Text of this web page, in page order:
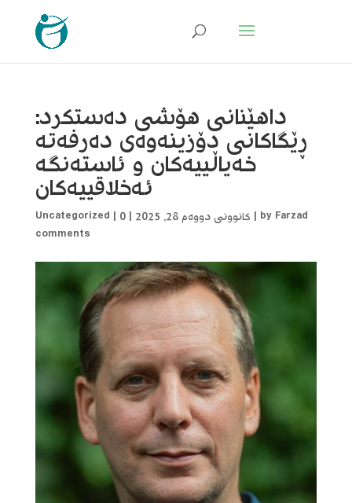
داهێنانی هۆشی دەستکرد:
ڕێگاکانی دۆزینەوەی دەرفەتە
خەیاڵییەکان و ئاستەنگە
ئەخلاقییەکان
by Farzad
| کانوونی دووەم 28, 2025 |
Uncategorized | 0
comments